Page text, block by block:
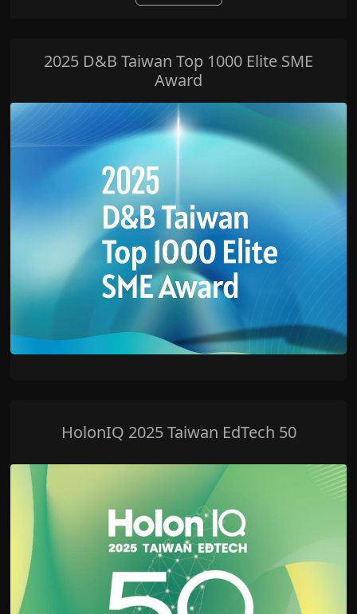
2025 D&B Taiwan Top 1000 Elite SME
Award
HolonIQ 2025 Taiwan EdTech 50